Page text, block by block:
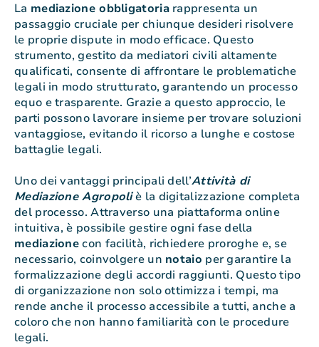
La mediazione obbligatoriarappresenta un
passaggio cruciale per chiunque desideri risolvere
le proprie dispute in modo efficace. Questo
strumento, gestito da mediatori civili altamente
qualificati, consente di affrontare le problematiche
legali in modo strutturato, garantendo un processo
equo e trasparente. Grazie a questo approccio, le
parti possono lavorare insieme per trovare soluzioni
vantaggiose, evitando il ricorso a lunghe e costose
battaglie legali.
Uno dei vantaggi principali dell’Attività di
Mediazione Agropoliè la digitalizzazione completa
del processo. Attraverso una piattaforma online
intuitiva, è possibile gestire ogni fase della
mediazionecon facilità, richiedere proroghe e, se
necessario, coinvolgere un notaio per garantire la
formalizzazione degli accordi raggiunti. Questo tipo
di organizzazione non solo ottimizza i tempi, ma
rende anche il processo accessibile a tutti, anche a
coloro che non hanno familiarità con le procedure
legali.